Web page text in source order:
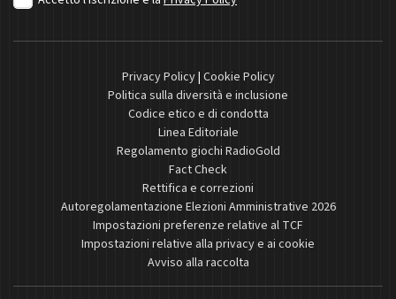
Privacy Policy| Cookie Policy
Politica sulla diversità e inclusione
Codice etico e di condotta
Linea Editoriale
Regolamento giochi RadioGold
Fact Check
Rettifica e correzioni
Autoregolamentazione Elezioni Amministrative 2026
Impostazioni preferenze relative al TCF
Impostazioni relative alla privacy e ai cookie
Avviso alla raccolta